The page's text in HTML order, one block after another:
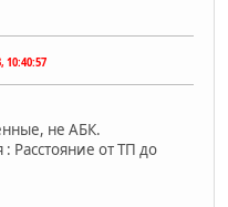
10:40:57
не АБК.
Расстояние от ТП до